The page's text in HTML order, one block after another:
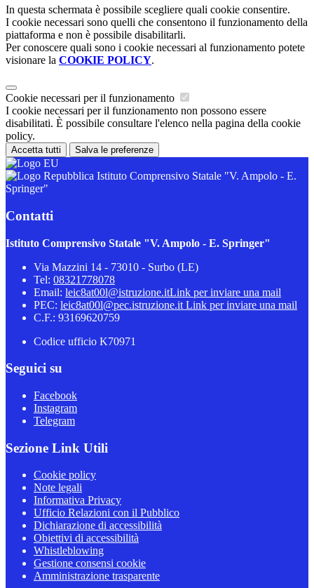
In questa schermata è possibile scegliere quali cookie consentire.
I cookie necessari sono quelli che consentono il funzionamento della
piattaforma e non è possibile disabilitarli.
Per conoscere quali sono i cookie necessari al funzionamento potete
visionare la COOKIE POLICY.
Cookie necessari per il funzionamento
I cookie necessari per il funzionamento non possono essere
disabilitati. È possibile consultare l'elenco nella pagina della cookie
policy.
Accetta tutti Salva le preferenze
Istituto Comprensivo Statale "V. Ampolo - E.
Springer"
Contatti
Istituto Comprensivo Statale "V. Ampolo - E. Springer"
Via Mazzini 14 - 73010 - Surbo (LE)
Tel: 08321778078
Email: leic8at00l@istruzione.itLink per inviare una mail
PEC: leic8at00l@pec.istruzione.it Link per inviare una mail
C.F.: 93169620759
Codice ufficio K70971
Seguici su
Facebook
Instagram
Telegram
Sezione Link Utili
Cookie policy
Note legali
Informativa Privacy
Ufficio Relazioni con il Pubblico
Dichiarazione di accessibilità
Obiettivi di accessibilità
Whistleblowing
Gestione consensi cookie
Amministrazione trasparente